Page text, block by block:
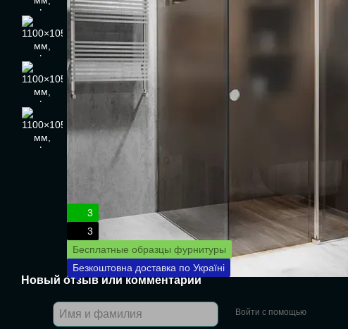
3
3
Бесплатные образцы фурнитуры
Безкоштовна доставка по Україні
Новый отзыв или комментарий
Войти с помощью